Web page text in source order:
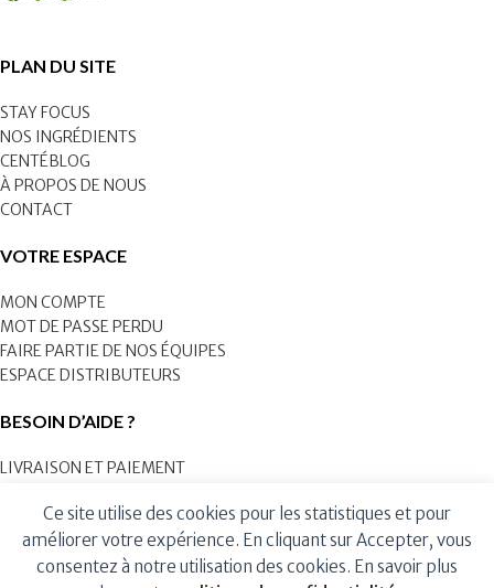
PLAN DU SITE
STAY FOCUS
NOS INGRÉDIENTS
CENTÉBLOG
À PROPOS DE NOUS
CONTACT
VOTRE ESPACE
MON COMPTE
MOT DE PASSE PERDU
FAIRE PARTIE DE NOS ÉQUIPES
ESPACE DISTRIBUTEURS
BESOIN D’AIDE ?
LIVRAISON ET PAIEMENT
POLITIQUE DE CONFIDENTIALITÉ
NOUS CONTACTER
Ce site utilise des cookies pour les statistiques et pour
améliorer votre expérience. En cliquant sur Accepter, vous
consentez à notre utilisation des cookies. En savoir plus